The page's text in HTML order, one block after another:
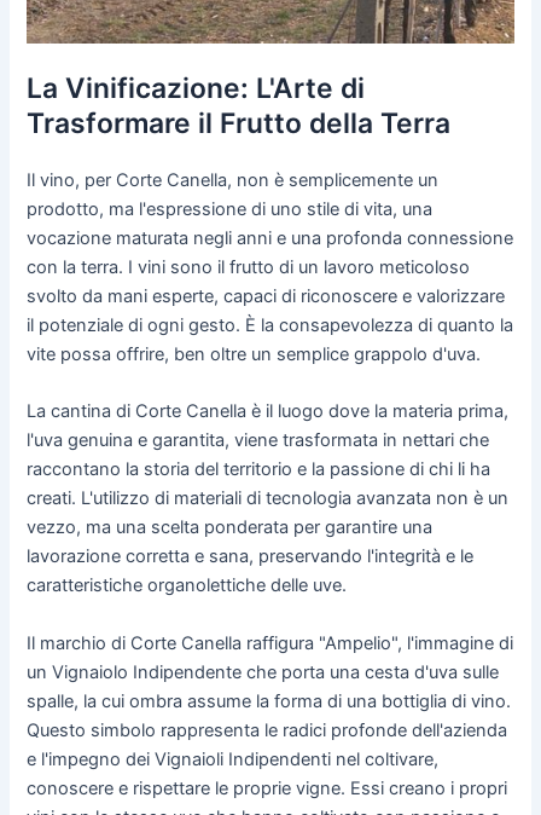
La Vinificazione: L'Arte di
Trasformare il Frutto della Terra
Il vino, per Corte Canella, non è semplicemente un
prodotto, ma l'espressione di uno stile di vita, una
vocazione maturata negli anni e una profonda connessione
con la terra. I vini sono il frutto di un lavoro meticoloso
svolto da mani esperte, capaci di riconoscere e valorizzare
il potenziale di ogni gesto. È la consapevolezza di quanto la
vite possa offrire, ben oltre un semplice grappolo d'uva.
La cantina di Corte Canella è il luogo dove la materia prima,
l'uva genuina e garantita, viene trasformata in nettari che
raccontano la storia del territorio e la passione di chi li ha
creati. L'utilizzo di materiali di tecnologia avanzata non è un
vezzo, ma una scelta ponderata per garantire una
lavorazione corretta e sana, preservando l'integrità e le
caratteristiche organolettiche delle uve.
Il marchio di Corte Canella raffigura "Ampelio", l'immagine di
un Vignaiolo Indipendente che porta una cesta d'uva sulle
spalle, la cui ombra assume la forma di una bottiglia di vino.
Questo simbolo rappresenta le radici profonde dell'azienda
e l'impegno dei Vignaioli Indipendenti nel coltivare,
conoscere e rispettare le proprie vigne. Essi creano i propri